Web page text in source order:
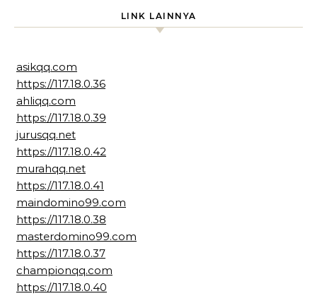
LINK LAINNYA
asikqq.com
https://117.18.0.36
ahliqq.com
https://117.18.0.39
jurusqq.net
https://117.18.0.42
murahqq.net
https://117.18.0.41
maindomino99.com
https://117.18.0.38
masterdomino99.com
https://117.18.0.37
championqq.com
https://117.18.0.40